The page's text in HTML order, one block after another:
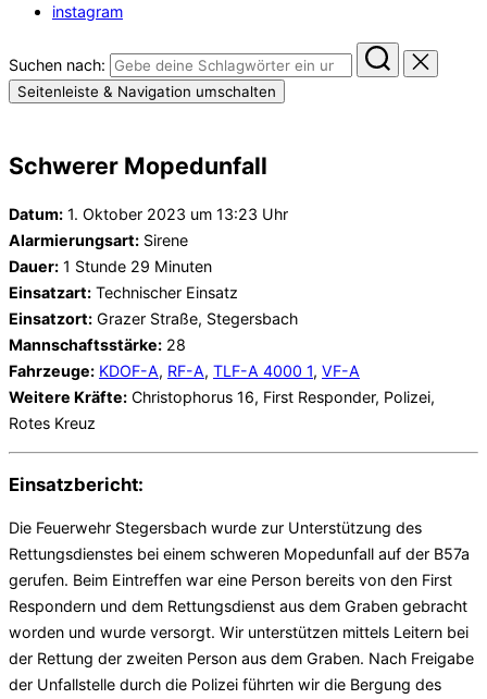
instagram
Suchen nach:
Seitenleiste & Navigation umschalten
Schwerer Mopedunfall
Datum: 1. Oktober 2023 um 13:23 Uhr
Alarmierungsart: Sirene
Dauer: 1 Stunde 29 Minuten
Einsatzart: Technischer Einsatz
Einsatzort: Grazer Straße, Stegersbach
Mannschaftsstärke: 28
Fahrzeuge: KDOF-A, RF-A, TLF-A 4000 1, VF-A
Weitere Kräfte: Christophorus 16, First Responder, Polizei,
Rotes Kreuz
Einsatzbericht:
Die Feuerwehr Stegersbach wurde zur Unterstützung des
Rettungsdienstes bei einem schweren Mopedunfall auf der B57a
gerufen. Beim Eintreffen war eine Person bereits von den First
Respondern und dem Rettungsdienst aus dem Graben gebracht
worden und wurde versorgt. Wir unterstützen mittels Leitern bei
der Rettung der zweiten Person aus dem Graben. Nach Freigabe
der Unfallstelle durch die Polizei führten wir die Bergung des